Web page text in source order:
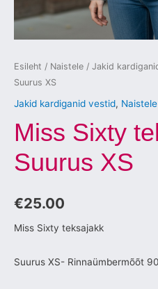
Esileht / Naistele / Jakid
Suurus XS
Jakid kardiganid vestid, Naistele
Miss Sixty
Suurus XS
€25.00
Miss Sixty teksajakk
Suurus XS- Rinnaümbermõõt